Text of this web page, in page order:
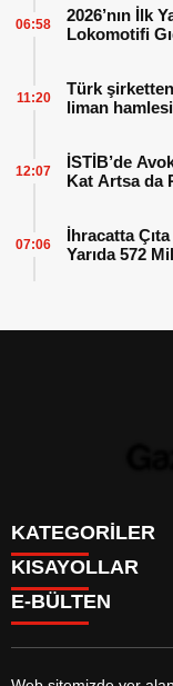
2026’nın İlk
Lokomotifi
06:58
Türk
liman hamlesi
11:20
İSTİB’de
Kat Artsa da
12:07
İhracatta
Yarıda 572
07:06
KATEGORİLER
GÜNDEM
DÜNYA
SİYASET
MAGAZİN
KISAYOLLAR
BURÇLAR
E-BÜLTEN